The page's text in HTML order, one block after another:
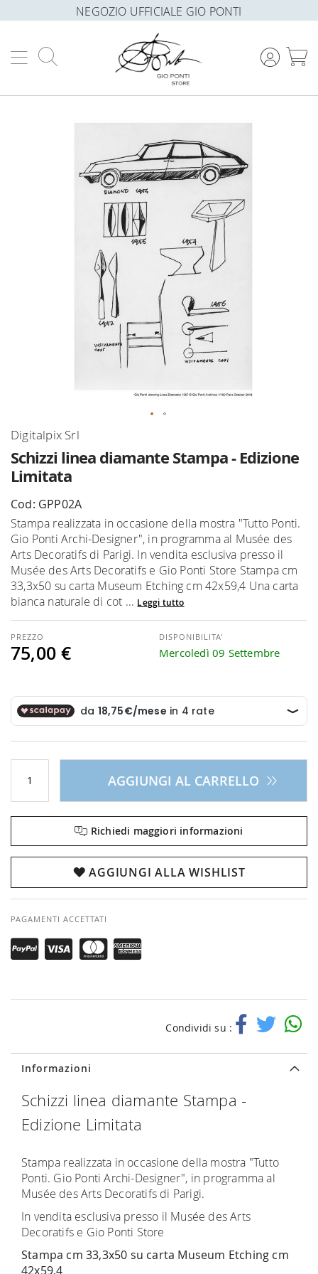
NEGOZIO UFFICIALE GIO PONTI
Schizzi linea diamante Stampa - Edizione
Limitata
Digitalpix Srl
Cod: GPP02A
Stampa realizzata in occasione della mostra "Tutto Ponti.
Gio Ponti Archi-Designer", in programma al Musée des
Arts Decoratifs di Parigi. In vendita esclusiva presso il
Musée des Arts Decoratifs e Gio Ponti Store Stampa cm
33,3x50 su carta Museum Etching cm 42x59,4 Una carta
bianca naturale di cot ... Leggi tutto
75,00 €
DISPONIBILITA'
Mercoledì 09 Settembre
AGGIUNGI AL CARRELLO
Richiedi maggiori informazioni
AGGIUNGI ALLA WISHLIST
PAGAMENTI ACCETTATI
Condividi su :
Vai
all'inizio
della
galleria
immagini
Informazioni
Schizzi linea diamante Stampa -
Edizione Limitata
Stampa realizzata in occasione della mostra "Tutto
Ponti. Gio Ponti Archi-Designer", in programma al
Musée des Arts Decoratifs di Parigi.
In vendita esclusiva presso il Musée des Arts
Decoratifs e Gio Ponti Store
Stampa cm 33,3x50 su carta Museum Etching cm
42x59,4